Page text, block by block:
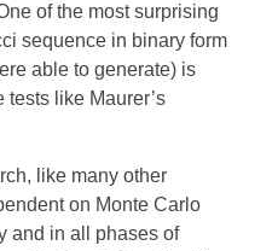
of the most surprising
sequence in binary form
able to generate) is
like Maurer’s
like many other
on Monte Carlo
and in all phases of